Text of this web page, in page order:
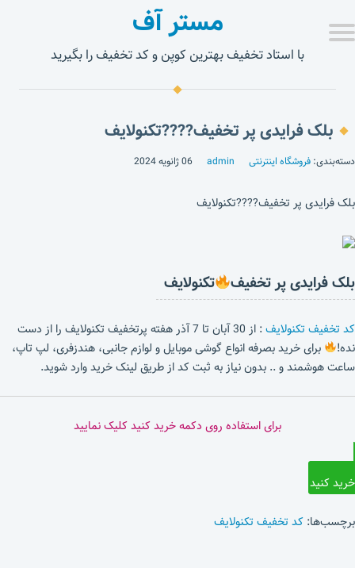
مستر آف
با استاد تخفیف بهترین کوپن و کد تخفیف را بگیرید
بلک فرایدی پر تخفیف????تکنولایف
دسته‌بندی: فروشگاه اینترنتی admin 06 ژانویه 2024
بلک فرایدی پر تخفیف????تکنولایف
بلک فرایدی پر تخفیف تکنولایف
کد تخفیف تکنولایف
: از 30 آبان تا 7 آذر هفته پرتخفیف تکنولایف را از دست
نده!
برای خرید بصرفه انواع گوشی موبایل و لوازم جانبی، هندزفری، لپ تاپ،
ساعت هوشمند و .. بدون نیاز به ثبت کد از طریق لینک خرید وارد شوید.
برای استفاده روی دکمه خرید کنید کلیک نمایید
خرید کنید
برچسب‌ها: کد تخفیف تکنولایف